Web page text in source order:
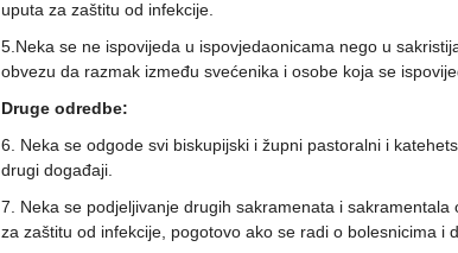
uputa za zaštitu od infekcije.
5.Neka se ne ispovijeda u ispovjedaonicama nego u
obvezu da razmak između svećenika i osobe koja se
Druge odredbe:
6. Neka se odgode svi biskupijski i župni pastoralni i
drugi događaji.
7. Neka se podjeljivanje drugih sakramenata i
za zaštitu od infekcije, pogotovo ako se radi o bolesnicima i